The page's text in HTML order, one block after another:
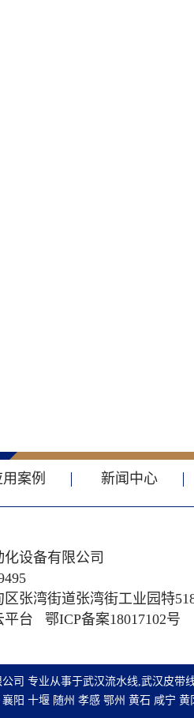
用案例 新闻中心
设备有限公司
张湾街道张湾街工业园特
台 鄂ICP备案18017102号
司 专业从事于武汉流水线,武汉皮带
襄阳 十堰 随州 孝感 鄂州 黄石 咸宁 黄